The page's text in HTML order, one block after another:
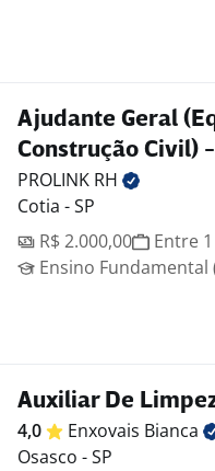
Ajudante Geral
Construção Civil)
PROLINK RH
Cotia - SP
R$ 2.000,00
Entre
Ensino Fundamental
Auxiliar De
4,0 Enxovais Bianca
Osasco - SP